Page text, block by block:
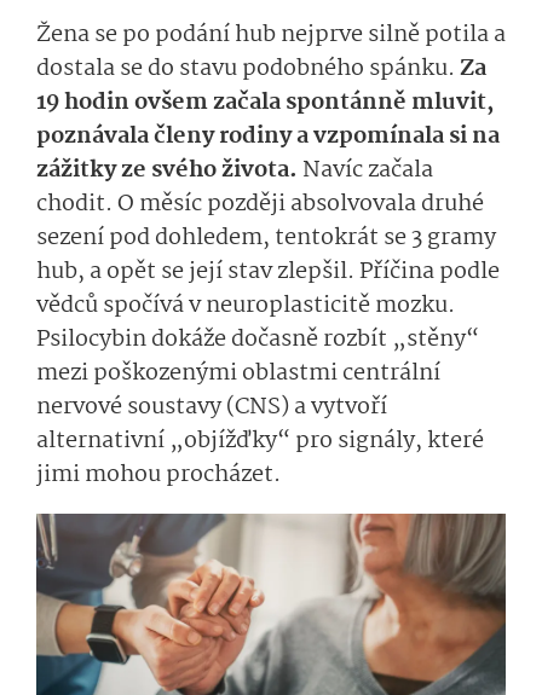
Žena se po podání hub nejprve silně potila a
dostala se do stavu podobného spánku. Za
19 hodin ovšem začala spontánně mluvit,
poznávala členy rodiny a vzpomínala si na
zážitky ze svého života. Navíc začala
chodit. O měsíc později absolvovala druhé
sezení pod dohledem, tentokrát se 3 gramy
hub, a opět se její stav zlepšil. Příčina podle
vědců spočívá v neuroplasticitě mozku.
Psilocybin dokáže dočasně rozbít „stěny“
mezi poškozenými oblastmi centrální
nervové soustavy (CNS) a vytvoří
alternativní „objížďky“ pro signály, které
jimi mohou procházet.